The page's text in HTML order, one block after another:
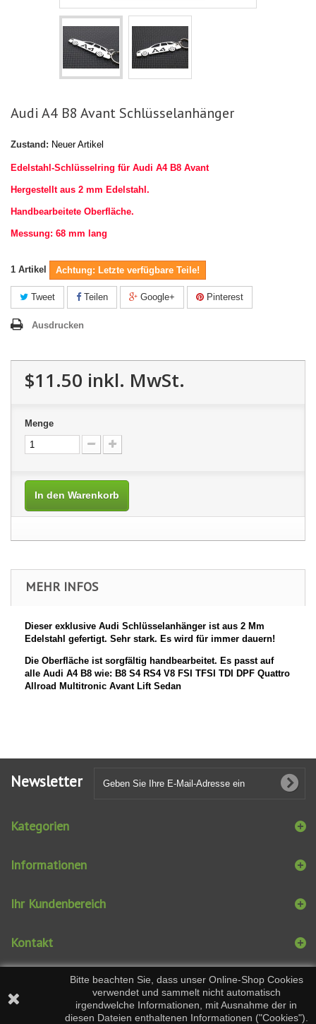
Audi A4 B8 Avant Schlüsselanhänger
Zustand: Neuer Artikel
Edelstahl-Schlüsselring für Audi A4 B8 Avant
Hergestellt aus 2 mm Edelstahl.
Handbearbeitete Oberfläche.
Messung: 68 mm lang
1 Artikel Achtung: Letzte verfügbare Teile!
Tweet Teilen Google+ Pinterest
Ausdrucken
$11.50 inkl. MwSt.
Menge
In den Warenkorb
MEHR INFOS
Dieser exklusive Audi Schlüsselanhänger ist aus 2 Mm
Edelstahl gefertigt. Sehr stark. Es wird für immer dauern!
Die Oberfläche ist sorgfältig handbearbeitet. Es passt auf
alle Audi A4 B8 wie: B8 S4 RS4 V8 FSI TFSI TDI DPF Quattro
Allroad Multitronic Avant Lift Sedan
Newsletter
Kategorien
Informationen
Ihr Kundenbereich
Kontakt
Bitte beachten Sie, dass unser Online-Shop Cookies
verwendet und sammelt nicht automatisch
irgendwelche Informationen, mit Ausnahme der in
diesen Dateien enthaltenen Informationen ("Cookies").